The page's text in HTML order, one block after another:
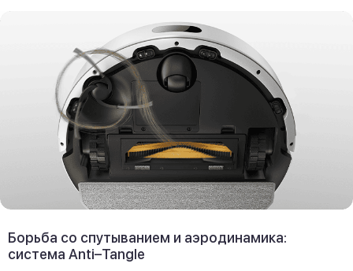
Борьба со спутыванием и аэродинамика:
система Anti–Tangle